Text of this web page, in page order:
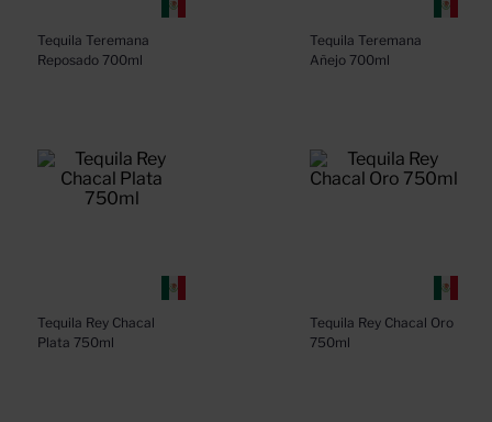
Tequila Teremana
Reposado 700ml
Tequila Teremana
Añejo 700ml
Tequila Rey Chacal
Plata 750ml
Tequila Rey Chacal Oro
750ml